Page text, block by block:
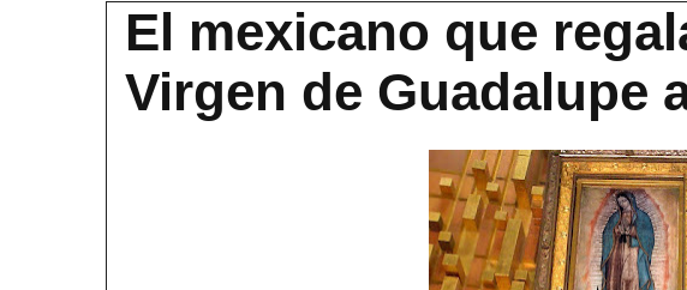
El mexicano que
Virgen de Guadalupe